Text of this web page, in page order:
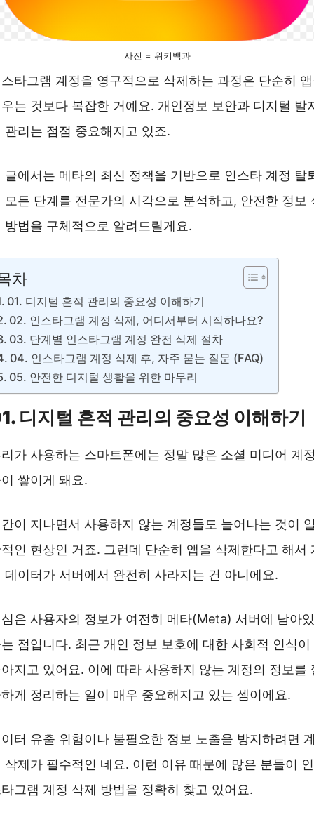
사진 = 위키백과
스타그램 계정을 영구적으로 삭제하는 과정은 단순히
는 것보다 복잡한 거예요. 개인정보 보안과 디지털 발
관리는 점점 중요해지고 있죠.
글에서는 메타의 최신 정책을 기반으로 인스타 계정 탈
모든 단계를 전문가의 시각으로 분석하고, 안전한 정보
방법을 구체적으로 알려드릴게요.
차
01. 디지털 흔적 관리의 중요성 이해하기
02. 인스타그램 계정 삭제, 어디서부터 시작하나요?
03. 단계별 인스타그램 계정 완전 삭제 절차
04. 인스타그램 계정 삭제 후, 자주 묻는 질문 (FAQ)
05. 안전한 디지털 생활을 위한 마무리
디지털 흔적 관리의 중요성 이해하기
가 사용하는 스마트폰에는 정말 많은 소셜 미디어 계정
쌓이게 돼요.
이 지나면서 사용하지 않는 계정들도 늘어나는 것이 일
인 현상인 거죠. 그런데 단순히 앱을 삭제한다고 해서
데이터가 서버에서 완전히 사라지는 건 아니에요.
은 사용자의 정보가 여전히 메타(Meta) 서버에 남아있
점입니다. 최근 개인 정보 보호에 대한 사회적 인식이
지고 있어요. 이에 따라 사용하지 않는 계정의 정보를
게 정리하는 일이 매우 중요해지고 있는 셈이에요.
터 유출 위험이나 불필요한 정보 노출을 방지하려면 계
삭제가 필수적인 네요. 이런 이유 때문에 많은 분들이 인
그램 계정 삭제 방법을 정확히 찾고 있어요.